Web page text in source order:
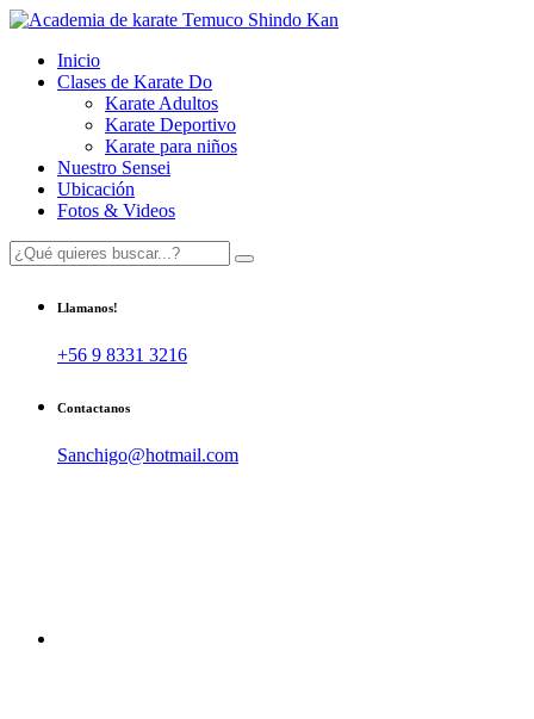
Inicio
Clases de Karate Do
Karate Adultos
Karate Deportivo
Karate para niños
Nuestro Sensei
Ubicación
Fotos & Videos
Llamanos!
+56 9 8331 3216
Contactanos
Sanchigo@hotmail.com